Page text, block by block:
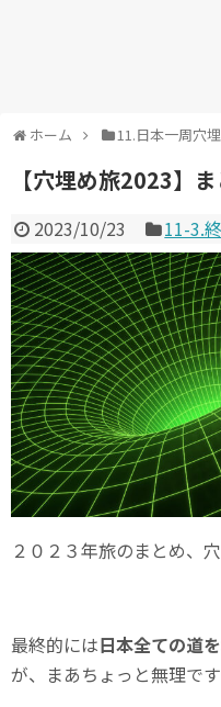
ホーム 11.日本一周穴
【穴埋め旅2023】
2023/10/23 11-3.
２０２３年旅のまとめ、
最終的には日本全ての道
が、まあちょっと無理です